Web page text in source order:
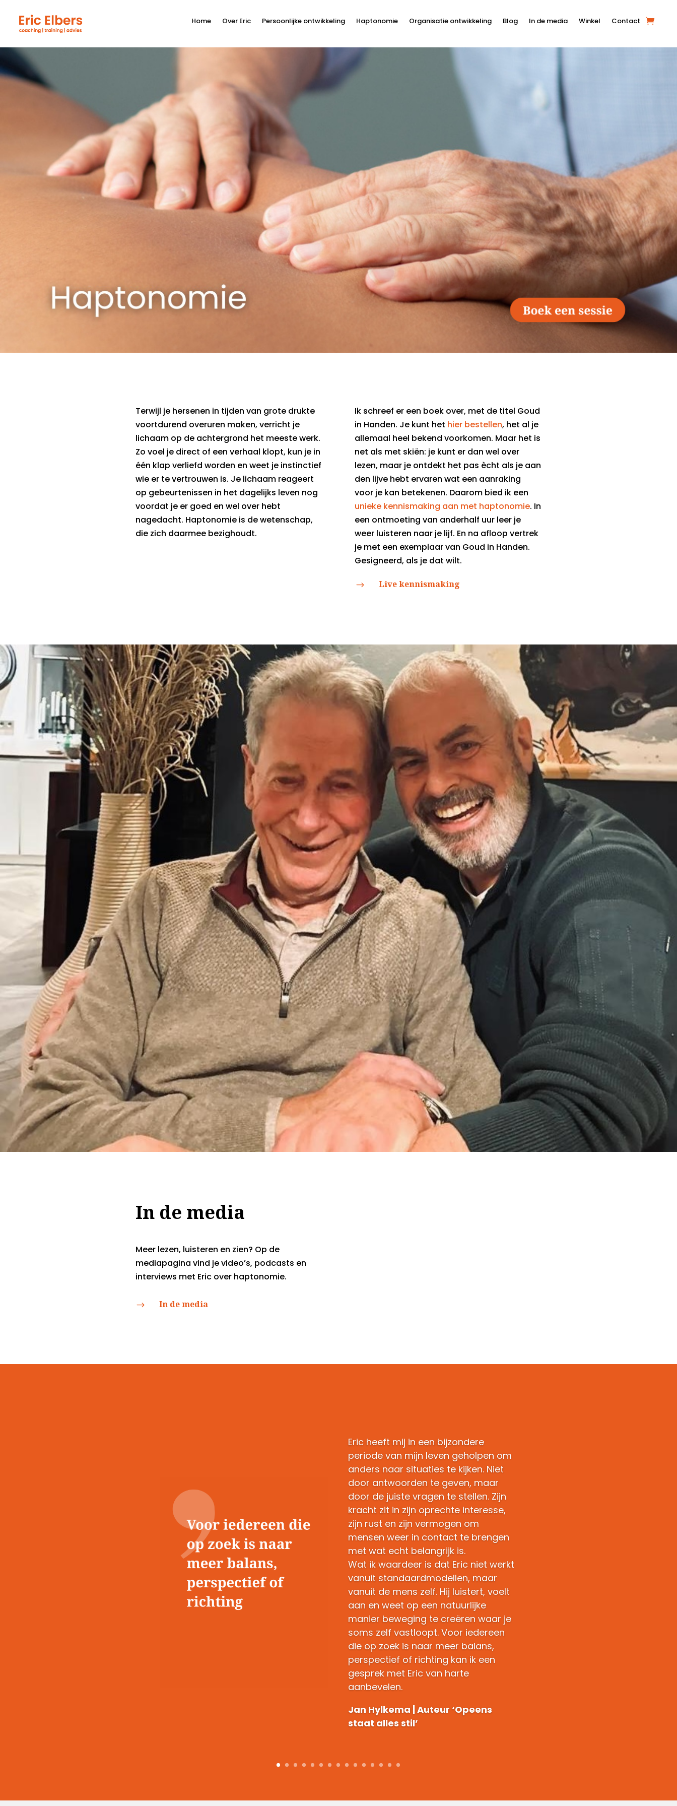
Home Over Eric Persoonlijke ontwikkeling Haptonomie Organisatie ontwikkeling Blog In de media Winkel Contact
Terwijl je hersenen in tijden van grote drukte
voortdurend overuren maken, verricht je
lichaam op de achtergrond het meeste werk.
Zo voel je direct of een verhaal klopt, kun je in
één klap verliefd worden en weet je instinctief
wie er te vertrouwen is. Je lichaam reageert
op gebeurtenissen in het dagelijks leven nog
voordat je er goed en wel over hebt
nagedacht. Haptonomie is de wetenschap,
die zich daarmee bezighoudt.
Ik schreef er een boek over, met de titel Goud
in Handen. Je kunt het hier bestellen, het al je
allemaal heel bekend voorkomen. Maar het is
net als met skiën: je kunt er dan wel over
lezen, maar je ontdekt het pas ècht als je aan
den lijve hebt ervaren wat een aanraking
voor je kan betekenen. Daarom bied ik een
unieke kennismaking aan met haptonomie. In
een ontmoeting van anderhalf uur leer je
weer luisteren naar je lijf. En na afloop vertrek
je met een exemplaar van Goud in Handen.
Gesigneerd, als je dat wilt.
$ Live kennismaking
In de media
Meer lezen, luisteren en zien? Op de
mediapagina vind je video’s, podcasts en
interviews met Eric over haptonomie.
$ In de media
Eric heeft mij in een bijzondere
periode van mijn leven geholpen om
anders naar situaties te kijken. Niet
door antwoorden te geven, maar
door de juiste vragen te stellen. Zijn
kracht zit in zijn oprechte interesse,
zijn rust en zijn vermogen om
mensen weer in contact te brengen
met wat echt belangrijk is.
Wat ik waardeer is dat Eric niet werkt
vanuit standaardmodellen, maar
vanuit de mens zelf. Hij luistert, voelt
aan en weet op een natuurlijke
manier beweging te creëren waar je
soms zelf vastloopt. Voor iedereen
die op zoek is naar meer balans,
perspectief of richting kan ik een
gesprek met Eric van harte
aanbevelen.
Jan Hylkema | Auteur ‘Opeens
staat alles stil’